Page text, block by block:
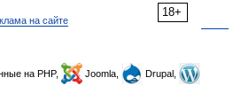
18+
на сайте
на PHP, Joomla,
Drupal,